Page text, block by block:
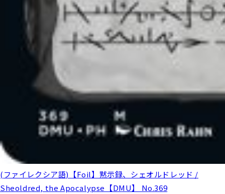
(ファイレクシア語)【Foil】黙示録、シェオルドレッド /
Sheoldred, the Apocalypse【DMU】 No.369